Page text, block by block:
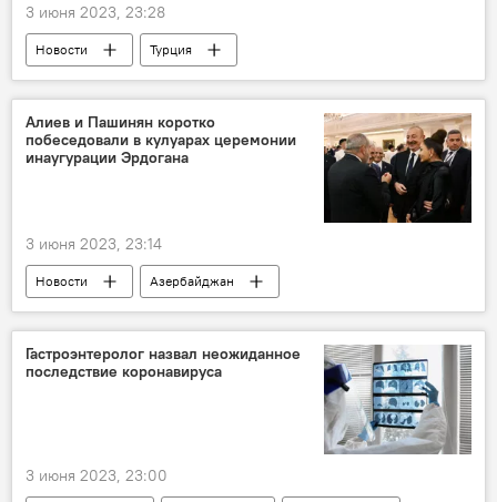
3 июня 2023, 23:28
Новости
Турция
Реджеп Тайип Эрдоган
Кабмин
Новый состав
Алиев и Пашинян коротко
побеседовали в кулуарах церемонии
инаугурации Эрдогана
3 июня 2023, 23:14
Новости
Азербайджан
Ильхам Алиев
Турция
Армения
Никол Пашинян
Гастроэнтеролог назвал неожиданное
последствие коронавируса
3 июня 2023, 23:00